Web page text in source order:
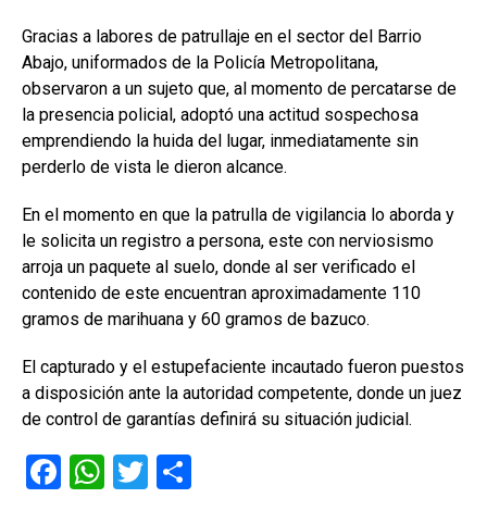
Gracias a labores de patrullaje en el sector del Barrio
Abajo, uniformados de la Policía Metropolitana,
observaron a un sujeto que, al momento de percatarse de
la presencia policial, adoptó una actitud sospechosa
emprendiendo la huida del lugar, inmediatamente sin
perderlo de vista le dieron alcance.
En el momento en que la patrulla de vigilancia lo aborda y
le solicita un registro a persona, este con nerviosismo
arroja un paquete al suelo, donde al ser verificado el
contenido de este encuentran aproximadamente 110
gramos de marihuana y 60 gramos de bazuco.
El capturado y el estupefaciente incautado fueron puestos
a disposición ante la autoridad competente, donde un juez
de control de garantías definirá su situación judicial.
F
W T